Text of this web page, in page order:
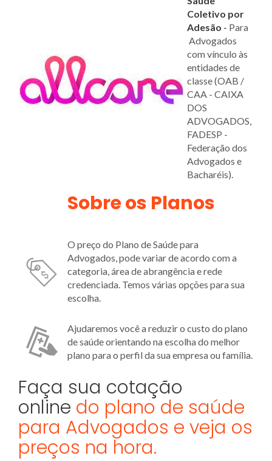
Coletivo por
Adesão - Para
Advogados
com vínculo às
entidades de
classe (OAB /
CAA - CAIXA
DOS
ADVOGADOS,
FADESP -
Federação dos
Advogados e
Bacharéis).
Sobre os Planos
O preço do Plano de Saúde para
Advogados,pode variar de acordo com a
categoria, área de abrangência e rede
credenciada. Temos várias opções para sua
escolha.
Ajudaremos você a reduzir o custo do plano
de saúde orientando na escolha do melhor
plano para o perfil da sua empresa ou família.
Faça sua cotação
online do plano de saúde
para Advogados e veja os
preços na hora.